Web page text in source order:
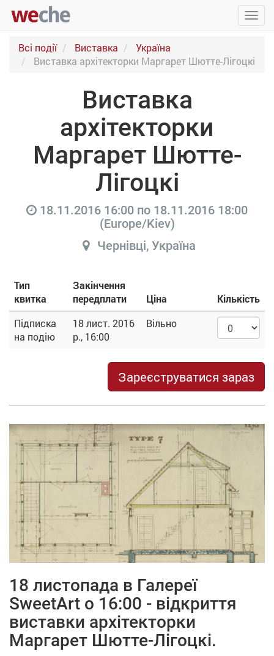
Всі події
Виставка
Україна
Виставка архітекторки Маргарет Шютте-Лігоцкі
Виставка
архітекторки
Маргарет Шютте-
Лігоцкі
18.11.2016 16:00 по 18.11.2016 18:00
(Europe/Kiev)
Чернівці, Україна
Тип
квитка
Закінчення
передплати
Ціна
Кількість
Підписка
на подію
18 лист. 2016
р., 16:00
Вільно
Зареєструватися зараз
18 листопада в Галереї
SweetArt о 16:00 - відкриття
виставки архітекторки
Маргарет Шютте-Лігоцкі.